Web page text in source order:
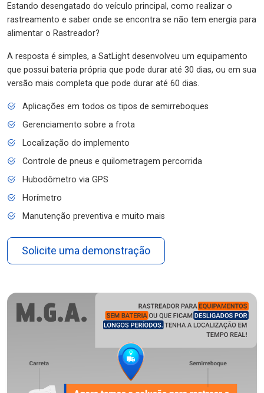
Estando desengatado do veículo principal, como realizar o
rastreamento e saber onde se encontra se não tem energia para
alimentar o Rastreador?
A resposta é simples, a SatLight desenvolveu um equipamento
que possui bateria própria que pode durar até 30 dias, ou em sua
versão mais completa que pode durar até 60 dias.
Aplicações em todos os tipos de semirreboques
Gerenciamento sobre a frota
Localização do implemento
Controle de pneus e quilometragem percorrida
Hubodômetro via GPS
Horímetro
Manutenção preventiva e muito mais
Solicite uma demonstração